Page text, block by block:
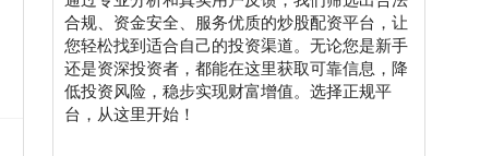
合规、资金安全、服务优质的炒股配资平台，让
您轻松找到适合自己的投资渠道。无论您是新手
还是资深投资者，都能在这里获取可靠信息，降
低投资风险，稳步实现财富增值。选择正规平
台，从这里开始！